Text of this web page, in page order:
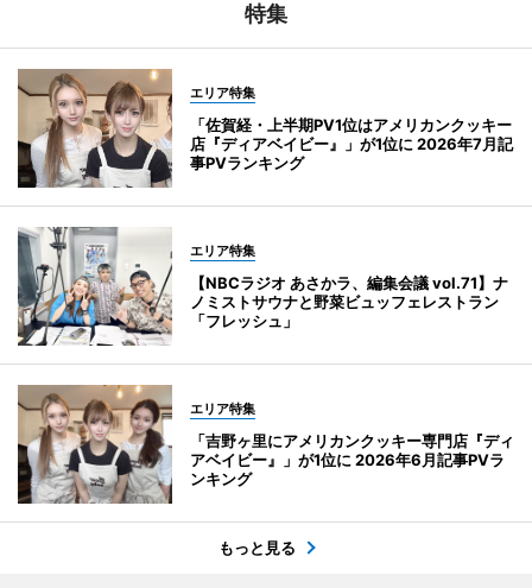
特集
エリア特集
「佐賀経・上半期PV1位はアメリカンクッキー
店『ディアベイビー』」が1位に 2026年7月記
事PVランキング
エリア特集
【NBCラジオ あさかラ、編集会議 vol.71】ナ
ノミストサウナと野菜ビュッフェレストラン
「フレッシュ」
エリア特集
「吉野ヶ里にアメリカンクッキー専門店『ディ
アベイビー』」が1位に 2026年6月記事PVラ
ンキング
もっと見る